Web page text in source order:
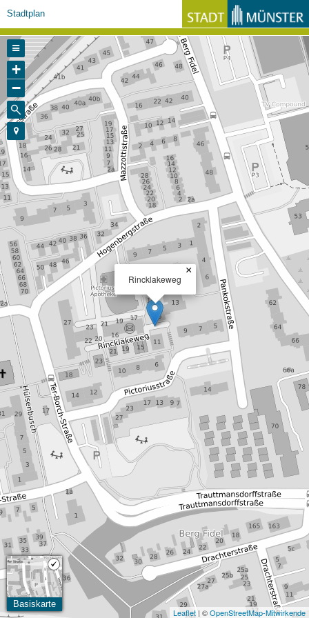
Stadtplan
Rincklakeweg
×
+
−
Basiskarte
Leaflet | ©OpenStreetMap-Mitwirkende